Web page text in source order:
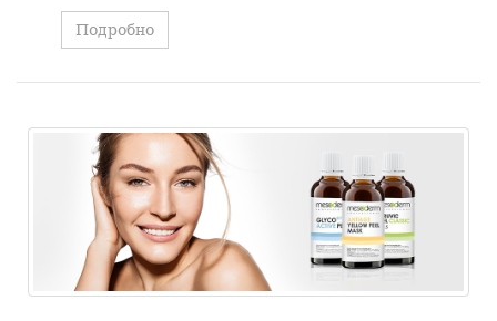
Подробно